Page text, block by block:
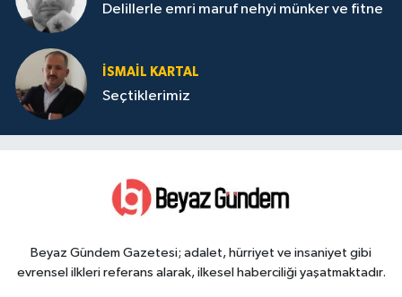
Delillerle emri maruf nehyi münker ve fitne
İSMAIL KARTAL
Seçtiklerimiz
Beyaz Gündem Gazetesi; adalet, hürriyet ve insaniyet gibi
evrensel ilkleri referans alarak, ilkesel haberciliği yaşatmaktadır.